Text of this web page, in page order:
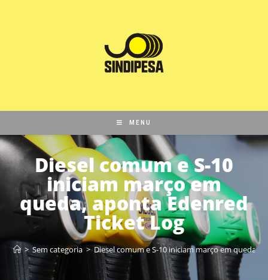
MENU
Diesel comum e S-10
iniciam março em
queda, aponta Edenred
Ticket Log
> Sem categoria > Diesel comum e S-10 iniciam março em queda,